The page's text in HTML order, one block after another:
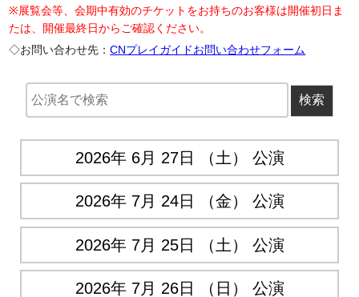
※展覧会等、会期中有効のチケットをお持ちのお客様は開催初日ま
たは、開催最終日からご確認ください。
◇お問い合わせ先：CNプレイガイドお問い合わせフォーム
2026年 6月 27日 （土） 公演
2026年 7月 24日 （金） 公演
2026年 7月 25日 （土） 公演
2026年 7月 26日 （日） 公演